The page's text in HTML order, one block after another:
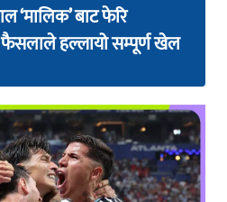
‘मालिक’ बाट फेरि
फैसलाले हल्लायो सम्पूर्ण खेल